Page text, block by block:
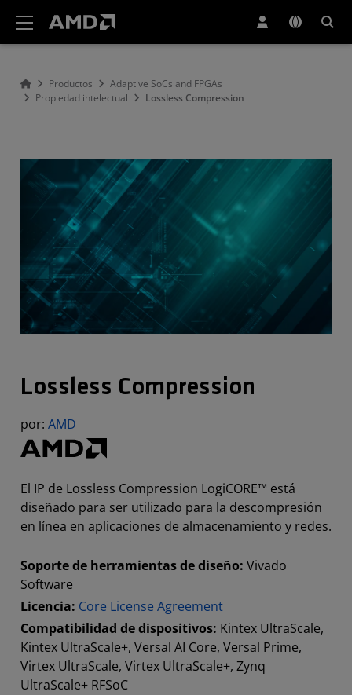
Productos
Adaptive SoCs and FPGAs
Propiedad intelectual
Lossless Compression
Lossless Compression
por: AMD
El IP de Lossless Compression LogiCORE™ está
diseñado para ser utilizado para la descompresión
en línea en aplicaciones de almacenamiento y redes.
Soporte de herramientas de diseño: Vivado
Software
Licencia: Core License Agreement
Compatibilidad de dispositivos: Kintex UltraScale,
Kintex UltraScale+, Versal AI Core, Versal Prime,
Virtex UltraScale, Virtex UltraScale+, Zynq
UltraScale+ RFSoC